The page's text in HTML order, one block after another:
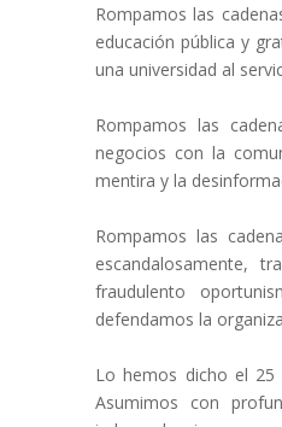
Rompamos las
educación pública y
una universidad al
Rompamos las
negocios con la
mentira y la
Rompamos las
escandalosamente,
fraudulento
defendamos la
Lo hemos dicho el
Asumimos con